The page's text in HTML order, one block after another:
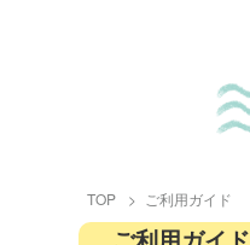
TOP ご利用ガイド